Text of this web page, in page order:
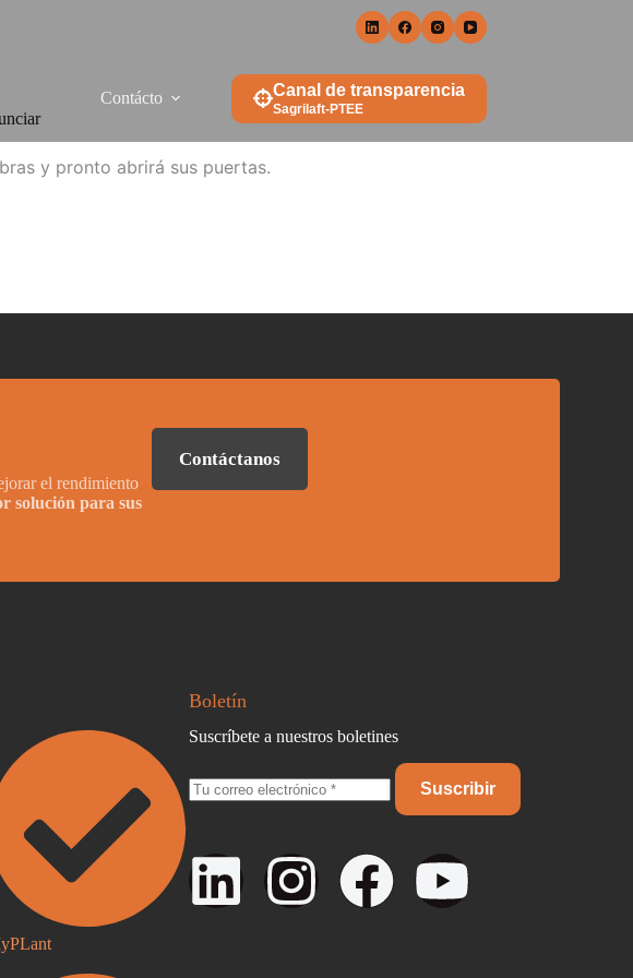
Contácto Canal de transparencia
Sagrilaft-PTEE
y pronto abrirá sus puertas.
el rendimiento
solución para sus
Contáctanos
Boletín
Suscríbete a nuestros boletines
Suscribir